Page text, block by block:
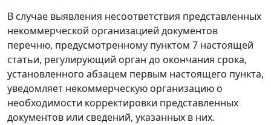
В случае выявления несоответствия представленных
некоммерческой организацией документов
перечню, предусмотренному пунктом 7 настоящей
статьи, регулирующий орган до окончания срока,
установленного абзацем первым настоящего пункта,
уведомляет некоммерческую организацию о
необходимости корректировки представленных
документов или сведений, указанных в них.